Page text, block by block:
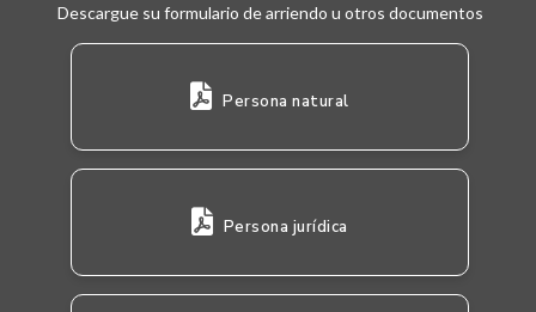
Descargue su formulario de arriendo u otros documentos
Persona natural
Persona jurídica